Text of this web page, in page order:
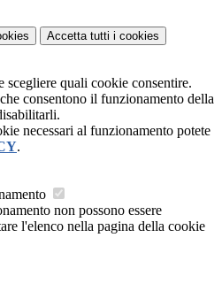
Accetta tutti i cookies
scegliere quali cookie consentire.
consentono il funzionamento della
necessari al funzionamento potete
.
non possono essere
l'elenco nella pagina della cookie